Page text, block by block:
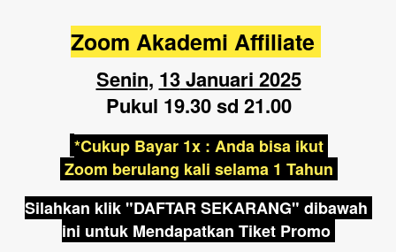
Zoom Akademi Affiliate
Senin, 13 Januari 2025
Pukul 19.30 sd 21.00
*Cukup Bayar 1x : Anda bisa ikut
Zoom berulang kali selama 1 Tahun
Silahkan klik "DAFTAR SEKARANG" dibawah
ini untuk Mendapatkan Tiket Promo